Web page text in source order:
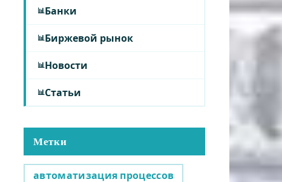
Банки
Биржевой рынок
Новости
Статьи
Метки
автоматизация процессов